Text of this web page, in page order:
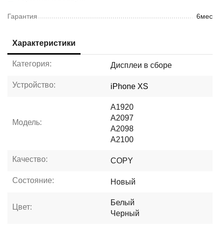
Гарантия 6мес
Характеристики
Категория: Дисплеи в сборе
Устройство: iPhone XS
Модель:
A1920
A2097
A2098
A2100
Качество: COPY
Состояние: Новый
Цвет:
Белый
Черный